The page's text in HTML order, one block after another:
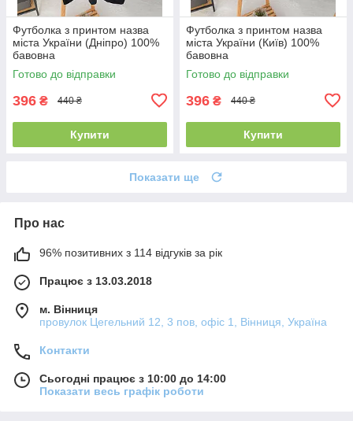
Футболка з принтом назва
міста України (Дніпро) 100%
бавовна
Готово до відправки
396 ₴ 440 ₴
Купити
Футболка з принтом назва
міста України (Київ) 100%
бавовна
Готово до відправки
396 ₴ 440 ₴
Купити
Показати ще
Про нас
96% позитивних з 114 відгуків за рік
Працює з 13.03.2018
м. Вінниця
провулок Цегельний 12, 3 пов, офіс 1, Вінниця, Україна
Контакти
Сьогодні працює з 10:00 до 14:00
Показати весь графік роботи